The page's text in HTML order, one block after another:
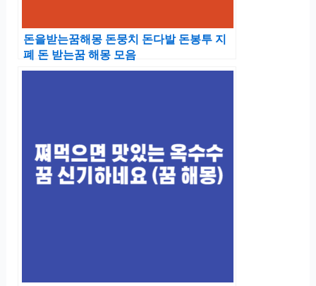
돈을받는꿈해몽 돈뭉치 돈다발 돈봉투 지
폐 돈 받는꿈 해몽 모음